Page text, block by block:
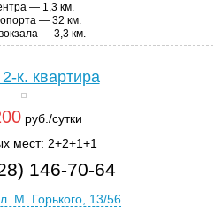
— 1,3 км.
— 32 км.
— 3,3 км.
к. квартира
руб./сутки
мест: 2+2+1+1
146-70-64
М. Горького, 13/56